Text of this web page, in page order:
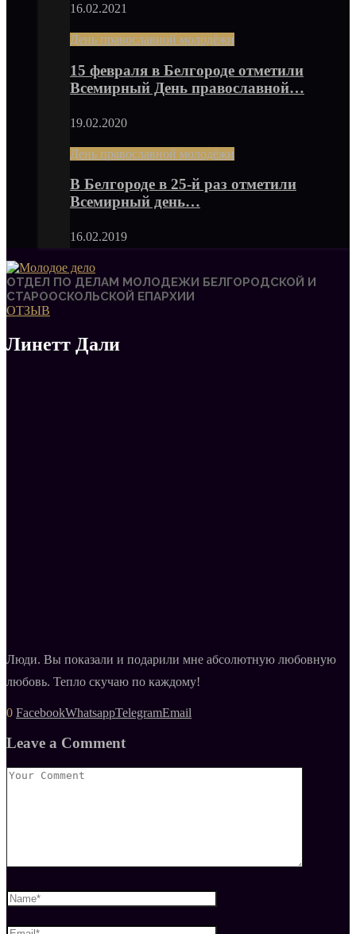
16.02.2021
День православной молодёжи
15 февраля в Белгороде отметили
Всемирный День православной…
19.02.2020
День православной молодёжи
В Белгороде в 25-й раз отметили
Всемирный день…
16.02.2019
ОТДЕЛ ПО ДЕЛАМ МОЛОДЕЖИ БЕЛГОРОДСКОЙ И
СТАРООСКОЛЬСКОЙ ЕПАРХИИ
ОТЗЫВ
Линетт Дали
Люди. Вы показали и подарили мне абсолютную любовную
любовь. Тепло скучаю по каждому!
0 FacebookWhatsappTelegramEmail
Leave a Comment